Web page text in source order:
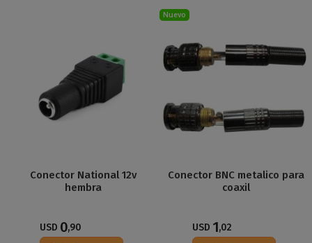
Conector National 12v
hembra
USD 0,90
Nuevo
Conector BNC metalico para
coaxil
USD 1,02